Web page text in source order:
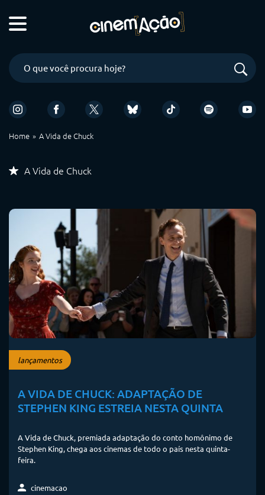
Home A Vida de Chuck
A Vida de Chuck
lançamentos
A VIDA DE CHUCK: ADAPTAÇÃO DE
STEPHEN KING ESTREIA NESTA QUINTA
A Vida de Chuck, premiada adaptação do conto homônimo de
Stephen King, chega aos cinemas de todo o país nesta quinta-
feira.
cinemacao